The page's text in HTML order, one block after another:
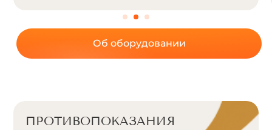
Об оборудовании
ПРОТИВОПОКАЗАНИЯ